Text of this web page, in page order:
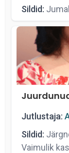
Sildid:
Jutlustaja:
Sildid:
Vaimulik